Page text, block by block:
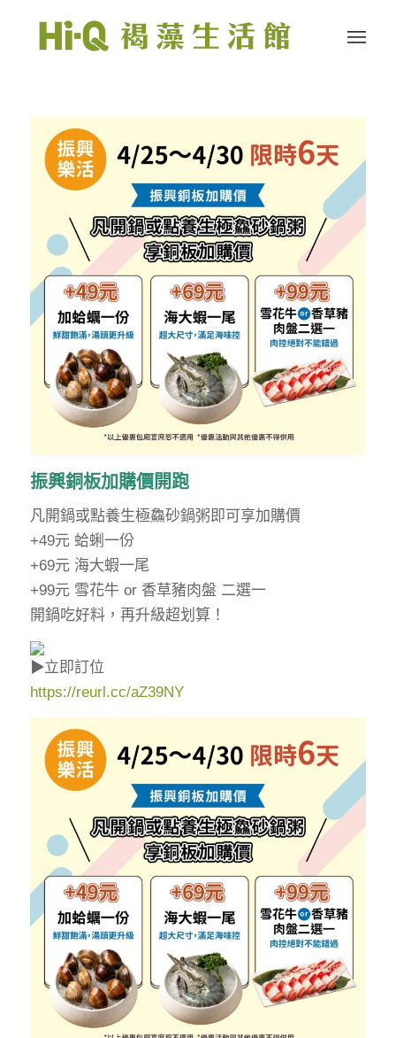
振興銅板加購價開跑
凡開鍋或點養生極鱻砂鍋粥即可享加購價
+49元 蛤蜊一份
+69元 海大蝦一尾
+99元 雪花牛 or 香草豬肉盤 二選一
開鍋吃好料，再升級超划算！
立即訂位
https://reurl.cc/aZ39NY